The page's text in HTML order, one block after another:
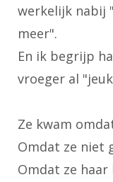
werkelijk nabij
meer".
En ik begrijp
vroeger al
Ze kwam
Omdat ze niet
Omdat ze haar